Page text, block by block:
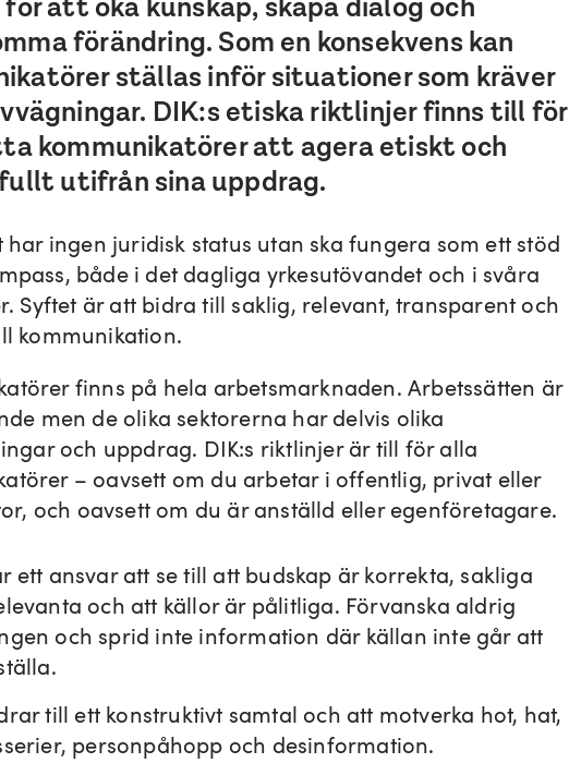
att öka kunskap, skapa dialog och
förändring. Som en konsekvens kan
ställas inför situationer som kräver
DIK:s etiska riktlinjer finns till för
kommunikatörer att agera etiskt och
utifrån sina uppdrag.
har ingen juridisk status utan ska fungera som ett stöd
både i det dagliga yrkesutövandet och i svåra
Syftet är att bidra till saklig, relevant, transparent och
kommunikation.
finns på hela arbetsmarknaden. Arbetssätten är
men de olika sektorerna har delvis olika
och uppdrag. DIK:s riktlinjer är till för alla
– oavsett om du arbetar i offentlig, privat eller
och oavsett om du är anställd eller egenföretagare.
ett ansvar att se till att budskap är korrekta, sakliga
och att källor är pålitliga. Förvanska aldrig
och sprid inte information där källan inte går att
till ett konstruktivt samtal och att motverka hot, hat,
personpåhopp och desinformation.